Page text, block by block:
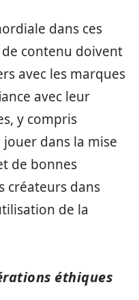
dans ces
de contenu doivent
avec les marques
avec leur
y compris
dans la mise
de bonnes
créateurs dans
de la
éthiques